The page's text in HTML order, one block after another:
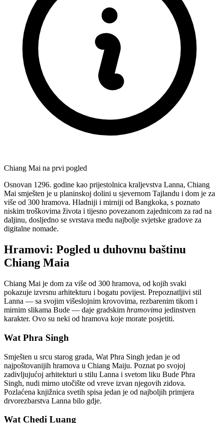
Chiang Mai na prvi pogled
Osnovan 1296. godine kao prijestolnica kraljevstva Lanna, Chiang
Mai smješten je u planinskoj dolini u sjevernom Tajlandu i dom je za
više od 300 hramova. Hladniji i mirniji od Bangkoka, s poznato
niskim troškovima života i tijesno povezanom zajednicom za rad na
daljinu, dosljedno se svrstava među najbolje svjetske gradove za
digitalne nomade.
Hramovi: Pogled u duhovnu baštinu
Chiang Maia
Chiang Mai je dom za više od 300 hramova, od kojih svaki
pokazuje izvrsnu arhitekturu i bogatu povijest. Prepoznatljivi stil
Lanna — sa svojim višeslojnim krovovima, rezbarenim tikom i
mirnim slikama Bude — daje gradskim hramovima jedinstven
karakter. Ovo su neki od hramova koje morate posjetiti.
Wat Phra Singh
Smješten u srcu starog grada, Wat Phra Singh jedan je od
najpoštovanijih hramova u Chiang Maiju. Poznat po svojoj
zadivljujućoj arhitekturi u stilu Lanna i svetom liku Bude Phra
Singh, nudi mirno utočište od vreve izvan njegovih zidova.
Pozlaćena knjižnica svetih spisa jedan je od najboljih primjera
drvorezbarstva Lanna bilo gdje.
Wat Chedi Luang